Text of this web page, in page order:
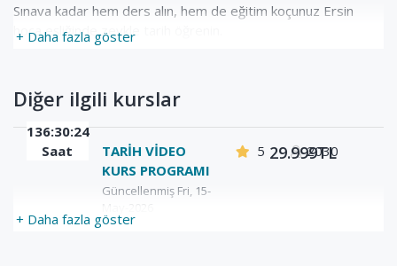
+ Daha fazla göster
Sınava kadar hem ders alın, hem de eğitim koçunuz Ersin
hoca eşliğinde zevkle tarih öğrenin.
+ Daha fazla göster
Diğer ilgili kurslar
136:30:24
Saat
TARİH VİDEO
KURS PROGRAMI
Güncellenmiş Fri, 15-
5 2030
29.999TL